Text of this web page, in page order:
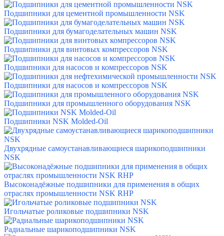
Подшипники для цементной промышленности NSK
Подшипники для бумагоделательных машин NSK
Подшипники для винтовых компрессоров NSK
Подшипники для насосов и компрессоров NSK
Подшипники для насосов и компрессоров NSK
Подшипники для промышленного оборудования NSK
Подшипники NSK Molded-Oil
Двухрядные самоустанавливающиеся шарикоподшипники
NSK
Высоконадёжные подшипники для применения в общих
отраслях промышленности NSK RHP
Игольчатые роликовые подшипники NSK
Радиальные шарикоподшипники NSK